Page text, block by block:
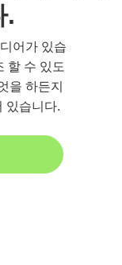
.
어가 있습
할 수 있도
을 하든지
있습니다.